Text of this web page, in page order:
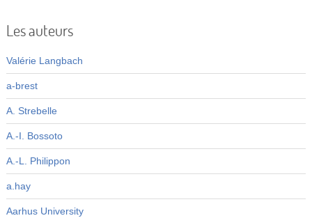
Les auteurs
Valérie Langbach
a-brest
A. Strebelle
A.-I. Bossoto
A.-L. Philippon
a.hay
Aarhus University